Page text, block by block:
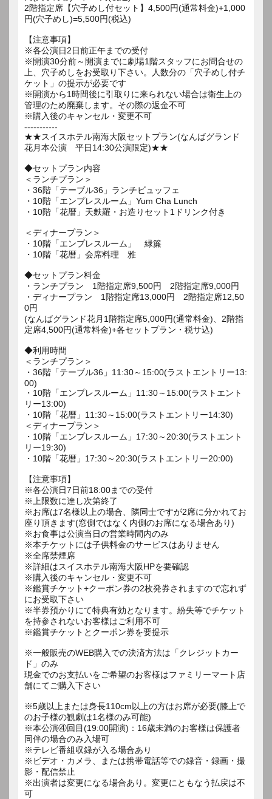
2階指定席【穴子めし付セット】4,500円(通常料金)+1,000
円(穴子めし)=5,500円(税込)
【注意事項】
※各公演日2日前正午までの受付
※開演30分前～開演までに劇場1階スタッフにお問合せの
上、穴子めしをお受取り下さい。人数分の「穴子めし付チ
ケット」の提示が必要です
※開演から1時間後に引取りに来られない場合は衛生上の
管理のため廃棄します。その際の返金不可
※購入後のキャンセル・変更不可
-----------
★★スイスホテル南海大阪セットプラン(なんばグランド
花月本公演 平日14:30公演限定)★★
◆セットプラン内容
＜ランチプラン＞
・36階「テーブル36」ランチビュッフェ
・10階「エンプレスルーム」Yum Cha Lunch
・10階「花暦」天麩羅・お造りセット1ドリンク付き
＜ディナープラン＞
・10階「エンプレスルーム」 緑簾
・10階「花暦」会席料理 雅
◆セットプラン料金
・ランチプラン 1階指定席9,500円 2階指定席9,000円
・ディナープラン 1階指定席13,000円 2階指定席12,50
0円
(なんばグランド花月1階指定席5,000円(通常料金)、2階指
定席4,500円(通常料金)+各セットプラン・税サ込)
◆利用時間
＜ランチプラン＞
・36階「テーブル36」11:30～15:00(ラストエントリー13:
00)
・10階「エンプレスルーム」11:30～15:00(ラストエント
リー13:00)
・10階「花暦」11:30～15:00(ラストエントリー14:30)
＜ディナープラン＞
・10階「エンプレスルーム」17:30～20:30(ラストエント
リー19:30)
・10階「花暦」17:30～20:30(ラストエントリー20:00)
【注意事項】
※各公演日7日前18:00までの受付
※上限数に達し次第終了
※お席は7名様以上の場合、隣同士ですが2席に分かれてお
座り頂きます(窓側ではなく内側のお席になる場合あり)
※お食事は公演当日の営業時間内のみ
※本チケットには子供料金のサービスはありません
※全席禁煙席
※詳細はスイスホテル南海大阪HPを要確認
※購入後のキャンセル・変更不可
※鑑賞チケット+クーポン券の2枚発券されますので忘れず
にお受取下さい
※半券預かりにて特典有効となります。紛失等でチケット
を持参されないお客様はご利用不可
※鑑賞チケットとクーポン券を要提示
※一般販売のWEB購入での決済方法は「クレジットカー
ド」のみ
現金でのお支払いをご希望のお客様はファミリーマート店
舗にてご購入下さい
※5歳以上または身長110cm以上の方はお席が必要(膝上で
のお子様の観劇は1名様のみ可能)
※本公演④回目(19:00開演)：16歳未満のお客様は保護者
同伴の場合のみ入場可
※テレビ番組収録が入る場合あり
※ビデオ・カメラ、または携帯電話等での録音・録画・撮
影・配信禁止
※出演者は変更になる場合あり。変更にともなう払戻は不
可